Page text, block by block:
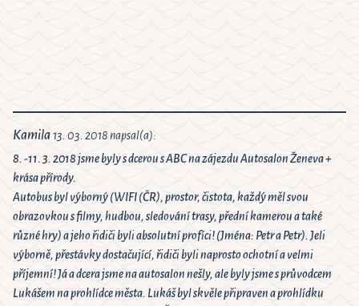
Kamila13. 03. 2018 napsal(a):
8. -11. 3. 2018 jsme byly s dcerou s ABC na zájezdu Autosalon Ženeva +
krása přírody.
Autobus byl výborný (WIFI (ČR), prostor, čistota, každý měl svou
obrazovkou s filmy, hudbou, sledování trasy, přední kamerou a také
různé hry) a jeho řidiči byli absolutní profíci! (Jména: Petr a Petr). Jeli
výborně, přestávky dostačující, řidiči byli naprosto ochotní a velmi
příjemní! Já a dcera jsme na autosalon nešly, ale byly jsme s průvodcem
Lukášem na prohlídce města. Lukáš byl skvěle připraven a prohlídku